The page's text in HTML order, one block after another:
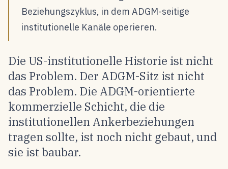
Beziehungszyklus, in dem ADGM-seitige
institutionelle Kanäle operieren.
Die US-institutionelle Historie ist nicht
das Problem. Der ADGM-Sitz ist nicht
das Problem. Die ADGM-orientierte
kommerzielle Schicht, die die
institutionellen Ankerbeziehungen
tragen sollte, ist noch nicht gebaut, und
sie ist baubar.